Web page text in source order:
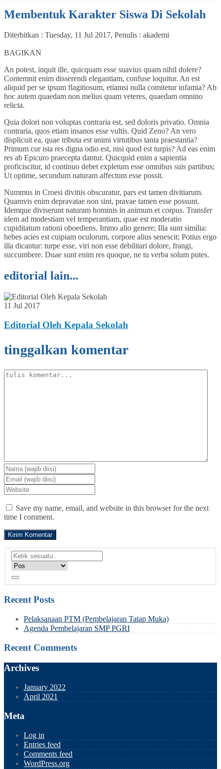
Membentuk Karakter Siswa Di Sekolah
Diterbitkan : Tuesday, 11 Jul 2017, Penulis : akademi
BAGIKAN
An potest, inquit ille, quicquam esse suavius quam nihil dolere?
Contemnit enim disserendi elegantiam, confuse loquitur. An est
aliquid per se ipsum flagitiosum, etiamsi nulla comitetur infamia? Ab
hoc autem quaedam non melius quam veteres, quaedam omnino
relicta.
Quia dolori non voluptas contraria est, sed doloris privatio. Omnia
contraria, quos etiam insanos esse vultis. Quid Zeno? An vero
displicuit ea, quae tributa est animi virtutibus tanta praestantia?
Primum cur ista res digna odio est, nisi quod est turpis? Ad eas enim
res ab Epicuro praecepta dantur. Quicquid enim a sapientia
proficiscitur, id continuo debet expletum esse omnibus suis partibus;
Ut optime, secundum naturam affectum esse possit.
Nummus in Croesi divitiis obscuratur, pars est tamen divitiarum.
Quamvis enim depravatae non sint, pravae tamen esse possunt.
Idemque diviserunt naturam hominis in animum et corpus. Transfer
idem ad modestiam vel temperantiam, quae est moderatio
cupiditatum rationi oboediens. Immo alio genere; Illa sunt similia:
hebes acies est cuipiam oculorum, corpore alius senescit; Potius ergo
illa dicantur: turpe esse, viri non esse debilitari dolore, frangi,
succumbere. Duae sunt enim res quoque, ne tu verba solum putes.
editorial lain...
11 Jul 2017
Editorial Oleh Kepala Sekolah
tinggalkan komentar
Save my name, email, and website in this browser for the next
time I comment.
Recent Posts
Pelaksanaan PTM (Pembelajaran Tatap Muka)
Agenda Pembelajaran SMP PGRI
Recent Comments
Archives
January 2022
April 2021
Meta
Log in
Entries feed
Comments feed
WordPress.org